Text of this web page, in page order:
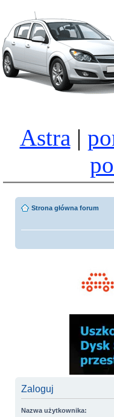
Astra |
Strona główna forum
Zaloguj
Nazwa użytkownika: